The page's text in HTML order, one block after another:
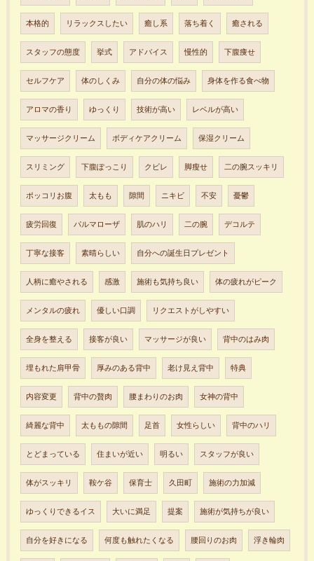
本格的 リラックスしたい 癒し系 落ち着く 癒される
スタッフの態度 挙式 アドバイス 慢性的 下腹痩せ
セルフケア 体のしくみ 自分の体の悩み 身体を作る食べ物
アロマの香り ゆっくり 技術が高い レベルが高い
マッサージクリーム ボディケアクリーム 保湿クリーム
スリミング 下腹ぽっこり クビレ 脚瘦せ 二の腕スッキリ
ポッコリお腹 太もも 隙間 ニキビ 不安 憂鬱
疲労回復 パルマローザ 肌のハリ 二の腕 デコルテ
丁寧な接客 素晴らしい 自分への誕生日プレゼント
人柄に癒やされる 感激 施術も気持ち良い 体の疲れがピーク
メンタルの疲れ 優しい口調 リクエストがしやすい
全身を整える 接客が良い マッサージが良い 背中のはみ肉
埋もれた肩甲骨 厚みのある背中 老け見え背中 特典
内容変更 背中の贅肉 腰まわりのお肉 女神の背中
綺麗な背中 太ももの隙間 足首 女性らしい 背中のハリ
とどまっている 住まいが近い 明るい スタッフが良い
体がスッキリ 鞍ケ谷 保育士 久田町 施術の力加減
ゆっくりできるイス 大いに満足 提案 施術が気持ちが良い
自分を好きになる 何度も触れたくなる 腰回りのお肉 浮き輪肉